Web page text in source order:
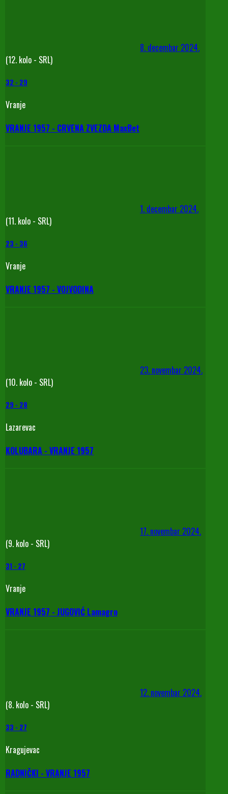
8. decembar 2024.
(12. kolo - SRL)
32 - 29
Vranje
VRANJE 1957 - CRVENA ZVEZDA MaxBet
1. decembar 2024.
(11. kolo - SRL)
23 - 36
Vranje
VRANJE 1957 - VOJVODINA
23. novembar 2024.
(10. kolo - SRL)
29 - 28
Lazarevac
KOLUBARA - VRANJE 1957
17. novembar 2024.
(9. kolo - SRL)
31 - 27
Vranje
VRANJE 1957 - JUGOVIĆ Lamagro
12. novembar 2024.
(8. kolo - SRL)
33 - 27
Kragujevac
RADNIČKI - VRANJE 1957